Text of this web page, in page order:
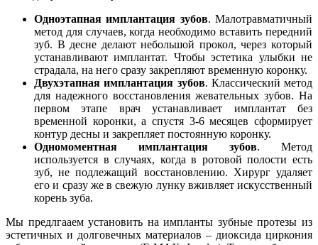
Одноэтапная имплантация зубов. Малотравматичный
метод для случаев, когда необходимо вставить передний
зуб. В десне делают небольшой прокол, через который
устанавливают имплантат. Чтобы эстетика улыбки не
страдала, на него сразу закрепляют временную коронку.
Двухэтапная имплантация зубов. Классический метод
для надежного восстановления жевательных зубов. На
первом этапе врач устанавливает имплантат без
временной коронки, а спустя 3-6 месяцев сформирует
контур десны и закрепляет постоянную коронку.
Одномоментная имплантация зубов. Метод
используется в случаях, когда в ротовой полости есть
зуб, не подлежащий восстановлению. Хирург удаляет
его и сразу же в свежую лунку вживляет искусственный
корень зуба.
Мы предлгааем установить на импланты зубные протезы из
эстетичных и долговечных материалов – диоксида циркония